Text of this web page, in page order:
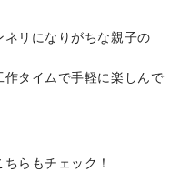
リになりがちな親子の
タイムで手軽に楽しんで
らもチェック！